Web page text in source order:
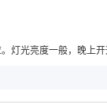
灯光亮度一般，晚上